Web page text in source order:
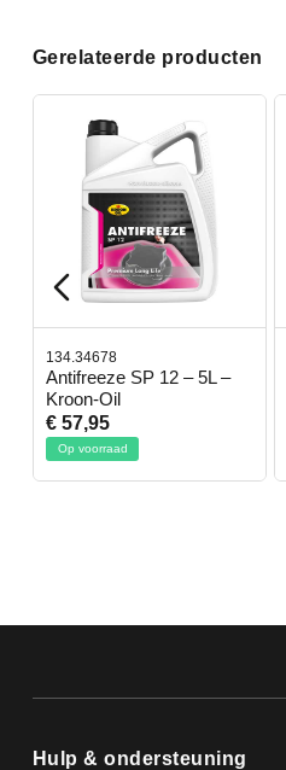
Gerelateerde producten
134.34678
Antifreeze SP 12 – 5L –
Kroon-Oil
€ 57,95
Op voorraad
Hulp & ondersteuning